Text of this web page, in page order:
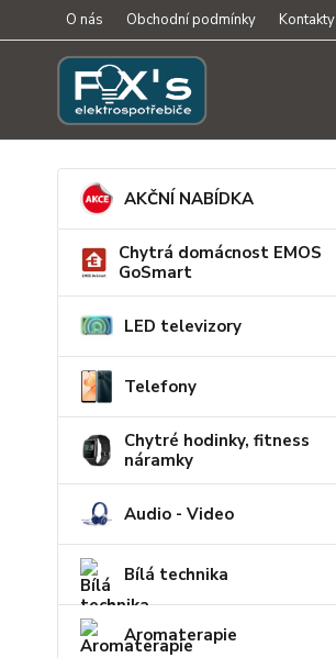
O nás Obchodní podmínky Kontakty
AKČNÍ NABÍDKA
Chytrá domácnost EMOS
GoSmart
LED televizory
Telefony
Chytré hodinky, fitness
náramky
Audio - Video
Bílá technika
Aromaterapie